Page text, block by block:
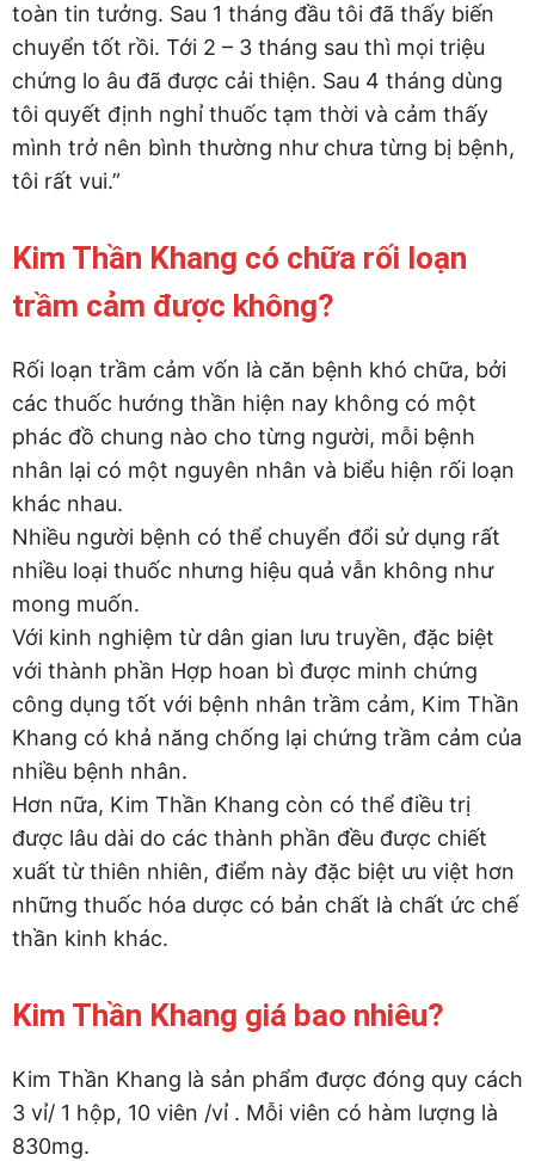
toàn tin tưởng. Sau 1 tháng đầu tôi đã thấy biến
chuyển tốt rồi. Tới 2 – 3 tháng sau thì mọi triệu
chứng lo âu đã được cải thiện. Sau 4 tháng dùng
tôi quyết định nghỉ thuốc tạm thời và cảm thấy
mình trở nên bình thường như chưa từng bị bệnh,
tôi rất vui.”
Kim Thần Khang có chữa rối loạn
trầm cảm được không?
Rối loạn trầm cảm vốn là căn bệnh khó chữa, bởi
các thuốc hướng thần hiện nay không có một
phác đồ chung nào cho từng người, mỗi bệnh
nhân lại có một nguyên nhân và biểu hiện rối loạn
khác nhau.
Nhiều người bệnh có thể chuyển đổi sử dụng rất
nhiều loại thuốc nhưng hiệu quả vẫn không như
mong muốn.
Với kinh nghiệm từ dân gian lưu truyền, đặc biệt
với thành phần Hợp hoan bì được minh chứng
công dụng tốt với bệnh nhân trầm cảm, Kim Thần
Khang có khả năng chống lại chứng trầm cảm của
nhiều bệnh nhân.
Hơn nữa, Kim Thần Khang còn có thể điều trị
được lâu dài do các thành phần đều được chiết
xuất từ thiên nhiên, điểm này đặc biệt ưu việt hơn
những thuốc hóa dược có bản chất là chất ức chế
thần kinh khác.
Kim Thần Khang giá bao nhiêu?
Kim Thần Khang là sản phẩm được đóng quy cách
3 vỉ/ 1 hộp, 10 viên /vỉ . Mỗi viên có hàm lượng là
830mg.